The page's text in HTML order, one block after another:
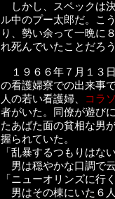
しかし、スペックは
ル中のプー太郎だ。こ
り、勢い余って一晩に
れ死んでいたことだろ
１９６６年７月１３
の看護婦寮での出来事
人の若い看護婦、
コラ
者がいた。同僚が遊び
たあばた面の貧相な男
握られていた。
「乱暴するつもりはな
男は穏やかな口調で
「ニューオリンズに行
男はその棟にいた６